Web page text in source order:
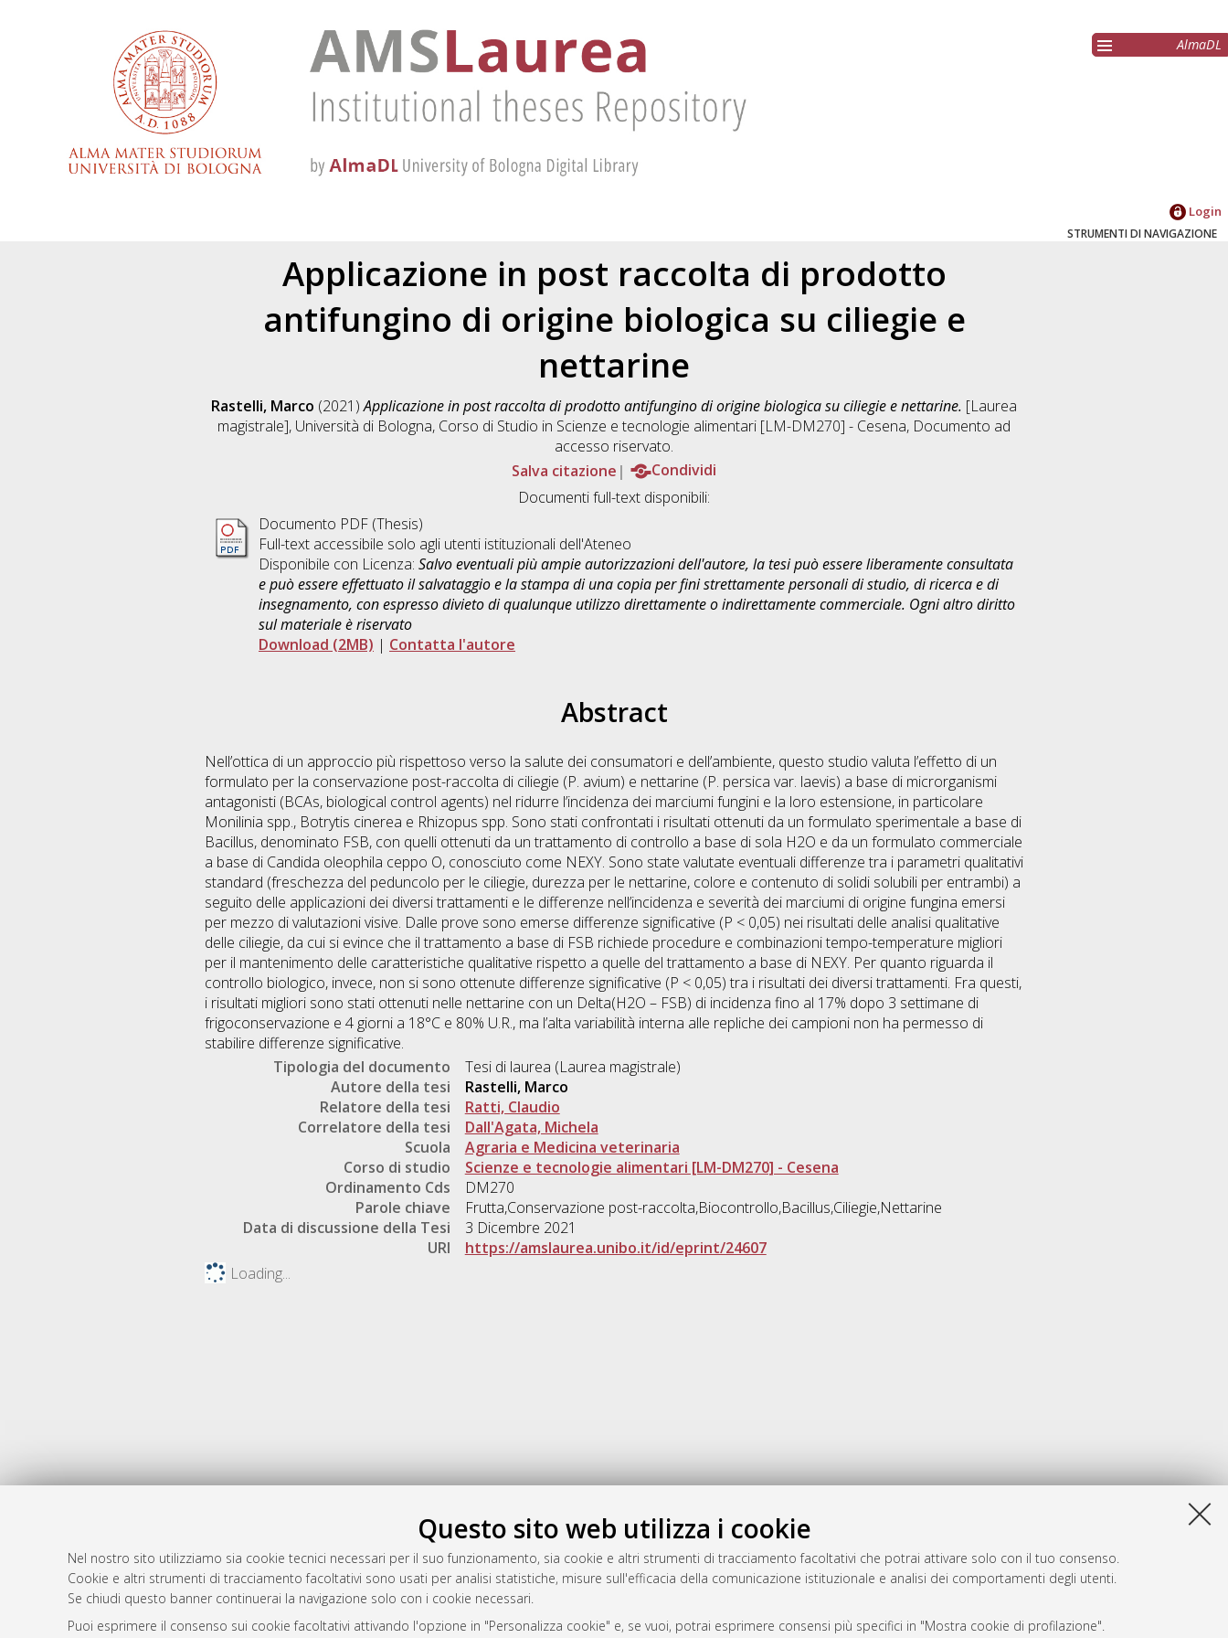
Questo sito web utilizza i cookie
Nel nostro sito utilizziamo sia cookie tecnici necessari per il suo funzionamento, sia cookie e altri strumenti di tracciamento facoltativi che potrai attivare solo con il tuo consenso.
Cookie e altri strumenti di tracciamento facoltativi sono usati per analisi statistiche, misure sull'efficacia della comunicazione istituzionale e analisi dei comportamenti degli utenti.
Se chiudi questo banner continuerai la navigazione solo con i cookie necessari.
Puoi esprimere il consenso sui cookie facoltativi attivando l'opzione in "Personalizza cookie" e, se vuoi, potrai esprimere consensi più specifici in "Mostra cookie di profilazione".
AlmaDL
Login
STRUMENTI DI NAVIGAZIONE
Applicazione in post raccolta di prodotto
antifungino di origine biologica su ciliegie e
nettarine
Rastelli, Marco (2021)Applicazione in post raccolta di prodotto antifungino di origine biologica su ciliegie e nettarine. [Laurea
magistrale], Università di Bologna, Corso di Studio in Scienze e tecnologie alimentari [LM-DM270] - Cesena, Documento ad
accesso riservato.
Salva citazione
Condividi
Documenti full-text disponibili:
Documento PDF (Thesis)
Full-text accessibile solo agli utenti istituzionali dell'Ateneo
Disponibile con Licenza: Salvo eventuali più ampie autorizzazioni dell'autore, la tesi può essere liberamente consultata
e può essere effettuato il salvataggio e la stampa di una copia per fini strettamente personali di studio, di ricerca e di
insegnamento, con espresso divieto di qualunque utilizzo direttamente o indirettamente commerciale. Ogni altro diritto
sul materiale è riservato
Download (2MB) | Contatta l'autore
Abstract
Nell’ottica di un approccio più rispettoso verso la salute dei consumatori e dell’ambiente, questo studio valuta l’effetto di un
formulato per la conservazione post-raccolta di ciliegie (P. avium) e nettarine (P. persica var. laevis) a base di microrganismi
antagonisti (BCAs, biological control agents) nel ridurre l’incidenza dei marciumi fungini e la loro estensione, in particolare
Monilinia spp., Botrytis cinerea e Rhizopus spp. Sono stati confrontati i risultati ottenuti da un formulato sperimentale a base di
Bacillus, denominato FSB, con quelli ottenuti da un trattamento di controllo a base di sola H2O e da un formulato commerciale
a base di Candida oleophila ceppo O, conosciuto come NEXY. Sono state valutate eventuali differenze tra i parametri qualitativi
standard (freschezza del peduncolo per le ciliegie, durezza per le nettarine, colore e contenuto di solidi solubili per entrambi) a
seguito delle applicazioni dei diversi trattamenti e le differenze nell’incidenza e severità dei marciumi di origine fungina emersi
per mezzo di valutazioni visive. Dalle prove sono emerse differenze significative (P < 0,05) nei risultati delle analisi qualitative
delle ciliegie, da cui si evince che il trattamento a base di FSB richiede procedure e combinazioni tempo-temperature migliori
per il mantenimento delle caratteristiche qualitative rispetto a quelle del trattamento a base di NEXY. Per quanto riguarda il
controllo biologico, invece, non si sono ottenute differenze significative (P < 0,05) tra i risultati dei diversi trattamenti. Fra questi,
i risultati migliori sono stati ottenuti nelle nettarine con un Delta(H2O – FSB) di incidenza fino al 17% dopo 3 settimane di
frigoconservazione e 4 giorni a 18°C e 80% U.R., ma l’alta variabilità interna alle repliche dei campioni non ha permesso di
stabilire differenze significative.
Tipologia del documento
Tesi di laurea (Laurea magistrale)
Autore della tesi
Rastelli, Marco
Relatore della tesi
Ratti, Claudio
Correlatore della tesi
Dall'Agata, Michela
Scuola
Agraria e Medicina veterinaria
Corso di studio
Scienze e tecnologie alimentari [LM-DM270] - Cesena
Ordinamento Cds
DM270
Parole chiave
Frutta,Conservazione post-raccolta,Biocontrollo,Bacillus,Ciliegie,Nettarine
Data di discussione della Tesi
3 Dicembre 2021
URI
https://amslaurea.unibo.it/id/eprint/24607
Loading...
Gestione del documento:
Atom
Rss 1.0
AMS Laurea
Servizio implementato e gestito da
Impostazioni Cookie